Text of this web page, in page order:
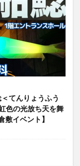
てんりょうふう
色の光放ち天を舞
イベント】